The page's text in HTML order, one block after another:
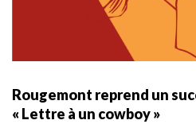
Rougemont reprend un
« Lettre à un cowboy »